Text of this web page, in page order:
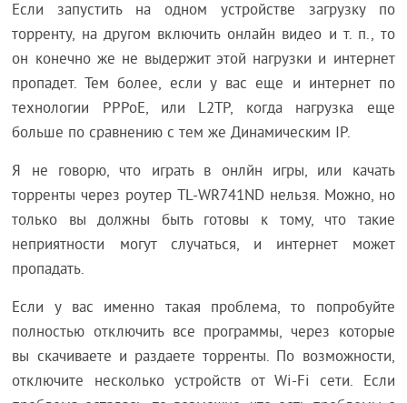
Если запустить на одном устройстве загрузку по
торренту, на другом включить онлайн видео и т. п., то
он конечно же не выдержит этой нагрузки и интернет
пропадет. Тем более, если у вас еще и интернет по
технологии PPPoE, или L2TP, когда нагрузка еще
больше по сравнению с тем же Динамическим IP.
Я не говорю, что играть в онлйн игры, или качать
торренты через роутер TL-WR741ND нельзя. Можно, но
только вы должны быть готовы к тому, что такие
неприятности могут случаться, и интернет может
пропадать.
Если у вас именно такая проблема, то попробуйте
полностью отключить все программы, через которые
вы скачиваете и раздаете торренты. По возможности,
отключите несколько устройств от Wi-Fi сети. Если